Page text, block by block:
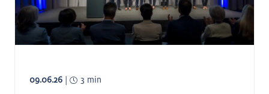
09.06.26 | 3 min